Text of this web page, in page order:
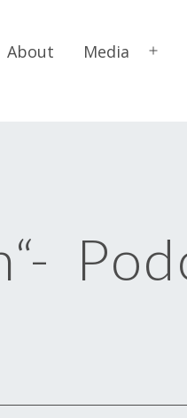
About Media
Open